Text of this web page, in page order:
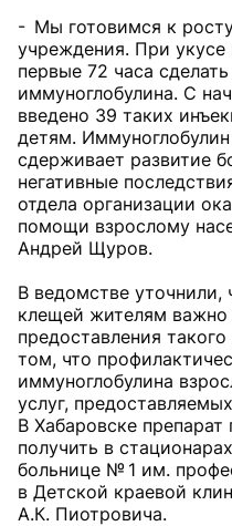
- Мы готовимся к
учреждения. При
первые 72 часа
иммуноглобулина. С
введено 39 таких
детям.
сдерживает развитие
негативные
отдела организации
помощи взрослому
Андрей Щуров.
В ведомстве уточнили,
клещей жителям важно
предоставления
том, что
иммуноглобулина
услуг,
В Хабаровске
получить в
больнице № 1 им.
в Детской краевой
А.К. Пиотровича.